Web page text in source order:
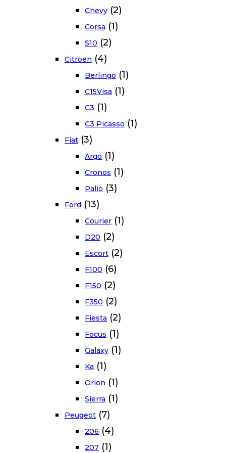
Chevy (2)
Corsa (1)
S10 (2)
Citroen (4)
Berlingo (1)
C15Visa (1)
C3 (1)
C3 Picasso (1)
Fiat (3)
Argo (1)
Cronos (1)
Palio (3)
Ford (13)
Courier (1)
D20 (2)
Escort (2)
F100 (6)
F150 (2)
F350 (2)
Fiesta (2)
Focus (1)
Galaxy (1)
Ka (1)
Orion (1)
Sierra (1)
Peugeot (7)
206 (4)
207 (1)